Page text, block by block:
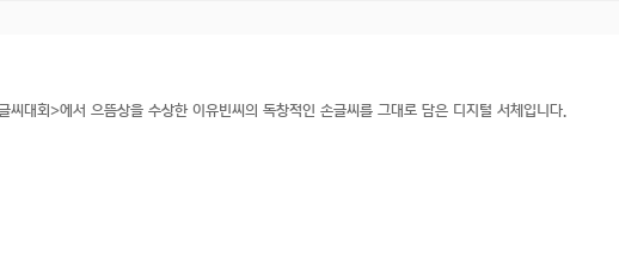
대회>에서 으뜸상을 수상한 이유빈씨의 독창적인 손글씨를 그대로 담은 디지털 서체입니다.